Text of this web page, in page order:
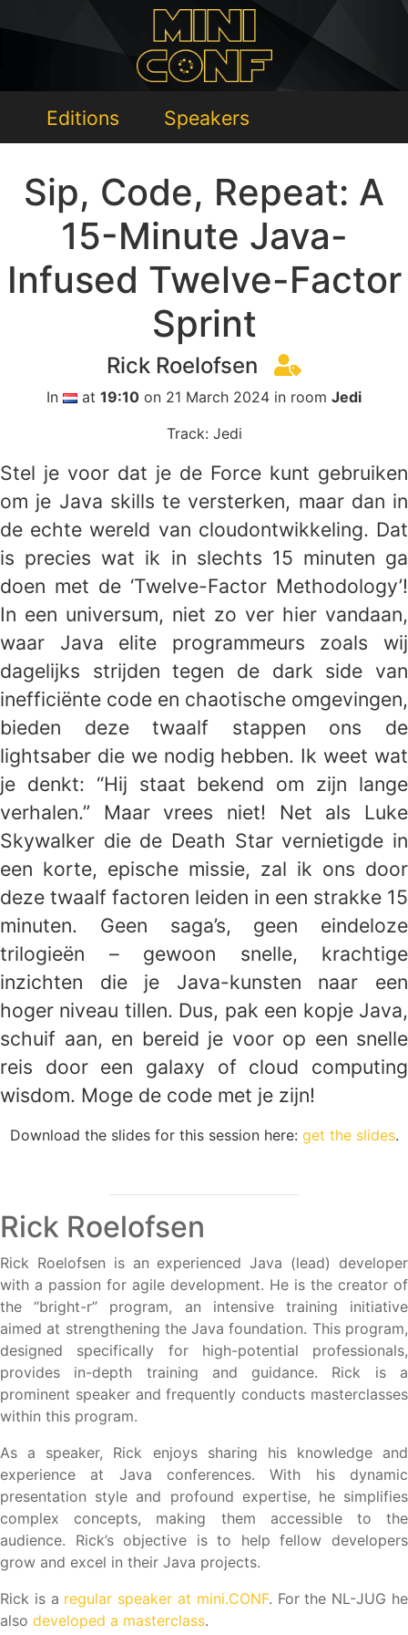
Editions Speakers
Sip, Code, Repeat: A
15-Minute Java-
Infused Twelve-Factor
Sprint
Rick Roelofsen
In at 19:10 on 21 March 2024 in room Jedi
Track: Jedi
Stel je voor dat je de Force kunt gebruiken
om je Java skills te versterken, maar dan in
de echte wereld van cloudontwikkeling. Dat
is precies wat ik in slechts 15 minuten ga
doen met de ‘Twelve-Factor Methodology’!
In een universum, niet zo ver hier vandaan,
waar Java elite programmeurs zoals wij
dagelijks strijden tegen de dark side van
inefficiënte code en chaotische omgevingen,
bieden deze twaalf stappen ons de
lightsaber die we nodig hebben. Ik weet wat
je denkt: “Hij staat bekend om zijn lange
verhalen.” Maar vrees niet! Net als Luke
Skywalker die de Death Star vernietigde in
een korte, epische missie, zal ik ons door
deze twaalf factoren leiden in een strakke 15
minuten. Geen saga’s, geen eindeloze
trilogieën – gewoon snelle, krachtige
inzichten die je Java-kunsten naar een
hoger niveau tillen. Dus, pak een kopje Java,
schuif aan, en bereid je voor op een snelle
reis door een galaxy of cloud computing
wisdom. Moge de code met je zijn!
Download the slides for this session here: get the slides.
Rick Roelofsen
Rick Roelofsen is an experienced Java (lead) developer
with a passion for agile development. He is the creator of
the “bright-r” program, an intensive training initiative
aimed at strengthening the Java foundation. This program,
designed specifically for high-potential professionals,
provides in-depth training and guidance. Rick is a
prominent speaker and frequently conducts masterclasses
within this program.
As a speaker, Rick enjoys sharing his knowledge and
experience at Java conferences. With his dynamic
presentation style and profound expertise, he simplifies
complex concepts, making them accessible to the
audience. Rick’s objective is to help fellow developers
grow and excel in their Java projects.
Rick is a regular speaker at mini.CONF. For the NL-JUG he
also developed a masterclass.